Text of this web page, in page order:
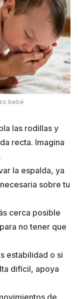
bebé
las rodillas y
recta. Imagina
la espalda, ya
sobre tu
cerca posible
no tener que
estabilidad o si
difícil, apoya
de